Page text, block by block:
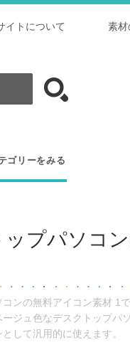
素材
イトについて
ゴリーをみる
プパソコ
ンの無料アイコン素材 1
ジュ色なデスクトップパ
して汎用的に使えます。